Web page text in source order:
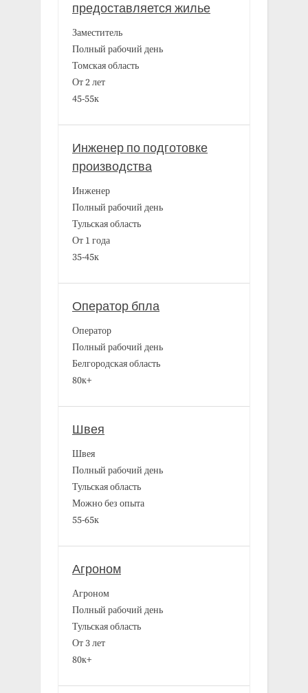
предоставляется жилье
Заместитель
Полный рабочий день
Томская область
От 2 лет
45-55к
Инженер по подготовке
производства
Инженер
Полный рабочий день
Тульская область
От 1 года
35-45к
Оператор бпла
Оператор
Полный рабочий день
Белгородская область
80к+
Швея
Швея
Полный рабочий день
Тульская область
Можно без опыта
55-65к
Агроном
Агроном
Полный рабочий день
Тульская область
От 3 лет
80к+